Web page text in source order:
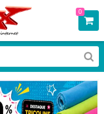
0